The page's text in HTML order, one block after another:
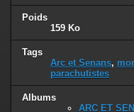
Poids
159 Ko
Tags
Arc et Senans,
parachutistes
Albums
ARC ET